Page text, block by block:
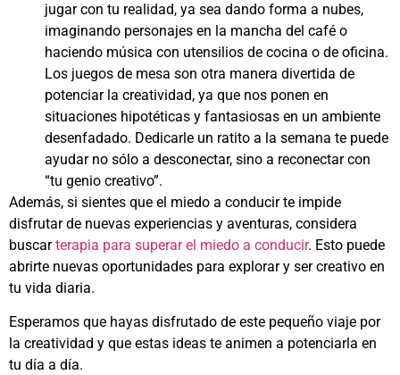
jugar con tu realidad, ya sea dando forma a nubes,
imaginando personajes en la mancha del café o
haciendo música con utensilios de cocina o de oficina.
Los juegos de mesa son otra manera divertida de
potenciar la creatividad, ya que nos ponen en
situaciones hipotéticas y fantasiosas en un ambiente
desenfadado. Dedicarle un ratito a la semana te puede
ayudar no sólo a desconectar, sino a reconectar con
“tu genio creativo”.
Además, si sientes que el miedo a conducir te impide
disfrutar de nuevas experiencias y aventuras, considera
buscarterapia para superar el miedo a conducir. Esto puede
abrirte nuevas oportunidades para explorar y ser creativo en
tu vida diaria.
Esperamos que hayas disfrutado de este pequeño viaje por
la creatividad y que estas ideas te animen a potenciarla en
tu día a día.